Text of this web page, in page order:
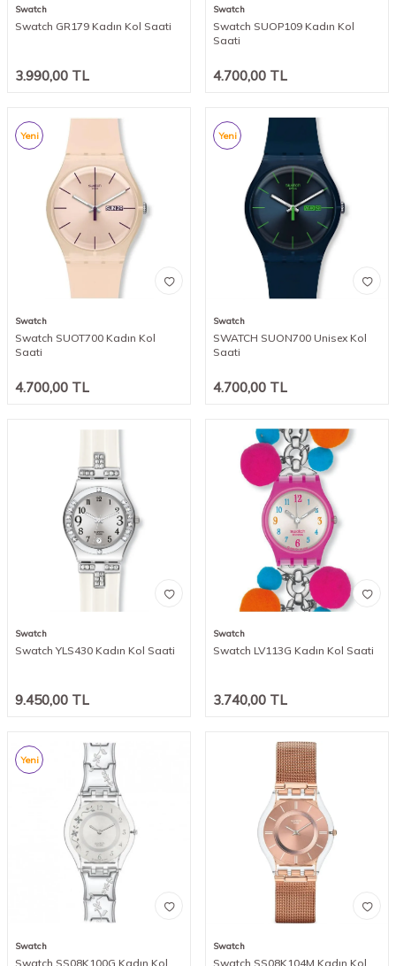
Swatch
Swatch GR179 Kadın Kol Saati
3.990,00 TL
Swatch
Swatch SUOP109 Kadın Kol
Saati
4.700,00 TL
Yeni
Swatch
Swatch SUOT700 Kadın Kol
Saati
4.700,00 TL
Yeni
Swatch
SWATCH SUON700 Unisex Kol
Saati
4.700,00 TL
Swatch
Swatch YLS430 Kadın Kol Saati
9.450,00 TL
Swatch
Swatch LV113G Kadın Kol Saati
3.740,00 TL
Yeni
Swatch
Swatch SS08K100G Kadın Kol
Swatch
Swatch SS08K104M Kadın Kol